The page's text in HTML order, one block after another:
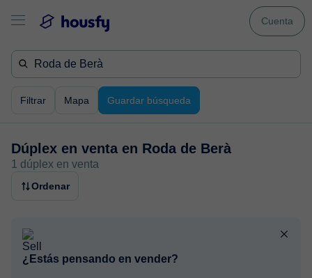
Cuenta
Filtrar Mapa Guardar búsqueda
Dúplex en venta en Roda de Berà
1 dúplex en venta
Ordenar
¿Estás pensando en vender?